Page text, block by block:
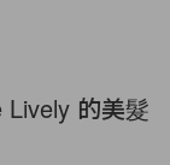
的美髮